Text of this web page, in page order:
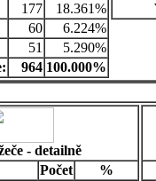
177
18.361%
60
6.224%
51
5.290%
964 100.000%
- detailně
Počet
%